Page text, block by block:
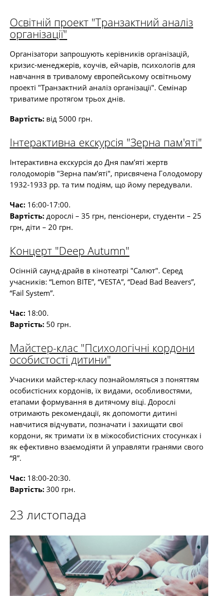
Освітній проект "Транзактний аналіз
організації"
Організатори запрошують керівників організацій,
кризис-менеджерів, коучів, ейчарів, психологів для
навчання в тривалому європейському освітньому
проекті "Транзактний аналіз організації". Семінар
триватиме протягом трьох днів.
Вартість: від 5000 грн.
Інтерактивна екскурсія "Зерна пам'яті"
Інтерактивна екскурсія до Дня пам’яті жертв
голодоморів "Зерна пам’яті", присвячена Голодомору
1932-1933 рр. та тим подіям, що йому передували.
Час: 16:00-17:00.
Вартість: дорослі – 35 грн, пенсіонери, студенти – 25
грн, діти – 20 грн.
Концерт "Deep Autumn"
Осінній саунд-драйв в кінотеатрі "Салют". Серед
учасників: “Lemon BITE”, “VESTA”, “Dead Bad Beavers”,
“Fail System”.
Час: 18:00.
Вартість: 50 грн.
Майстер-клас "Психологічні кордони
особистості дитини"
Учасники майстер-класу познайомляться з поняттям
особистісних кордонів, їх видами, особливостями,
етапами формування в дитячому віці. Дорослі
отримають рекомендації, як допомогти дитині
навчитися відчувати, позначати і захищати свої
кордони, як тримати їх в міжособистісних стосунках і
як ефективно взаємодіяти й управляти гранями свого
“Я”.
Час: 18:00-20:30.
Вартість: 300 грн.
23 листопада